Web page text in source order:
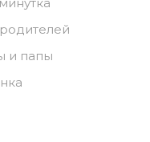
и папы